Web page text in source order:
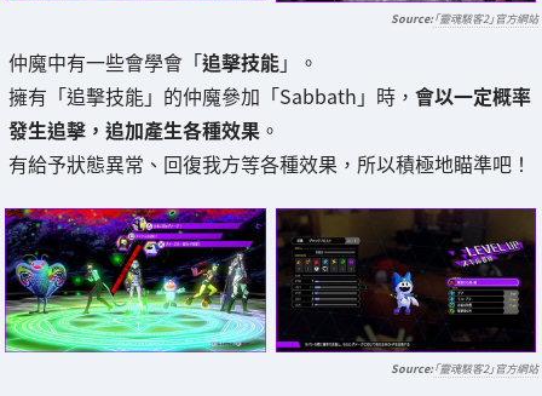
「靈魂駭客2」官方網站
仲魔中有一些會學會「追擊技能」。
擁有「追擊技能」的仲魔參加「Sabbath」時， 會以一定概率
發生追擊，追加產生各種效果 。
有給予狀態異常、回復我方等各種效果，所以積極地瞄準吧！
「靈魂駭客2」官方網站